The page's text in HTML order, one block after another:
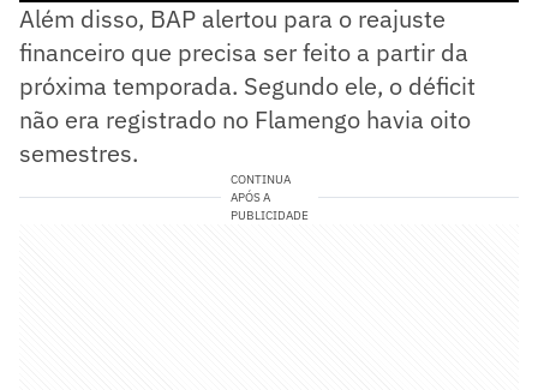
Além disso, BAP alertou para o reajuste
financeiro que precisa ser feito a partir da
próxima temporada. Segundo ele, o déficit
não era registrado no Flamengo havia oito
semestres.
CONTINUA
APÓS A
PUBLICIDADE